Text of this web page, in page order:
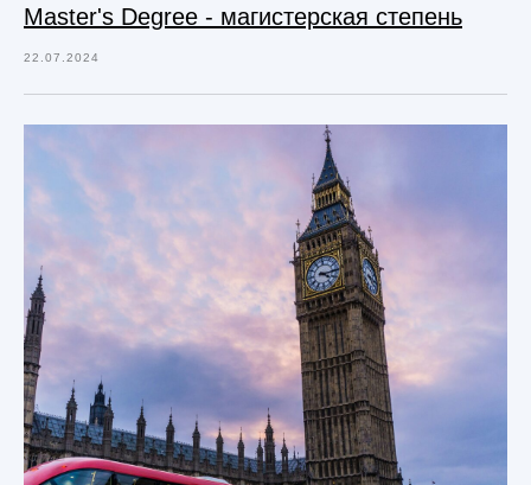
Master's Degree - магистерская степень
22.07.2024